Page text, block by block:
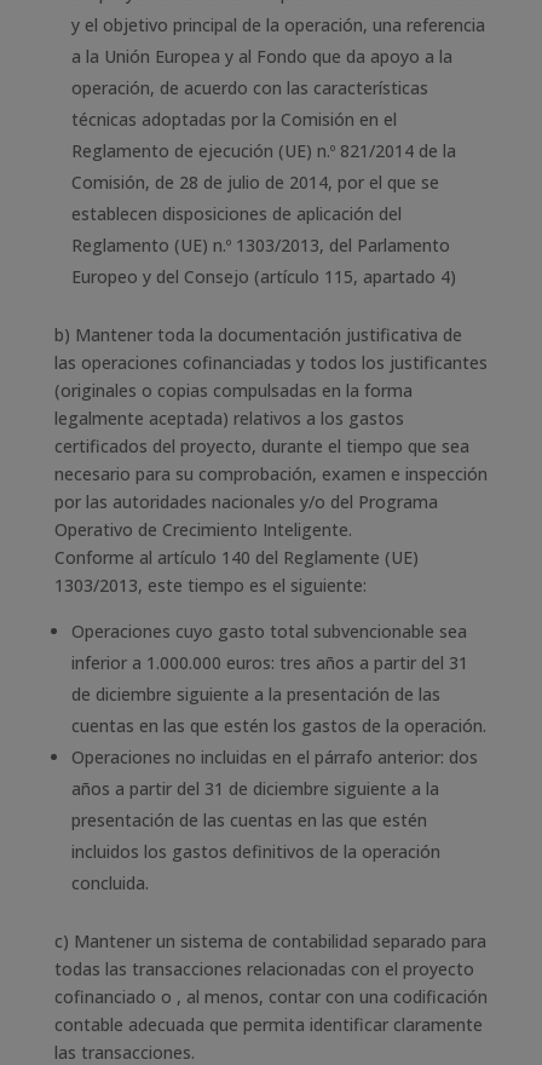
y el objetivo principal de la operación, una referencia
a la Unión Europea y al Fondo que da apoyo a la
operación, de acuerdo con las características
técnicas adoptadas por la Comisión en el
Reglamento de ejecución (UE) n.º 821/2014 de la
Comisión, de 28 de julio de 2014, por el que se
establecen disposiciones de aplicación del
Reglamento (UE) n.º 1303/2013, del Parlamento
Europeo y del Consejo (artículo 115, apartado 4)
b) Mantener toda la documentación justificativa de
las operaciones cofinanciadas y todos los justificantes
(originales o copias compulsadas en la forma
legalmente aceptada) relativos a los gastos
certificados del proyecto, durante el tiempo que sea
necesario para su comprobación, examen e inspección
por las autoridades nacionales y/o del Programa
Operativo de Crecimiento Inteligente.
Conforme al artículo 140 del Reglamente (UE)
1303/2013, este tiempo es el siguiente:
Operaciones cuyo gasto total subvencionable sea
inferior a 1.000.000 euros: tres años a partir del 31
de diciembre siguiente a la presentación de las
cuentas en las que estén los gastos de la operación.
Operaciones no incluidas en el párrafo anterior: dos
años a partir del 31 de diciembre siguiente a la
presentación de las cuentas en las que estén
incluidos los gastos definitivos de la operación
concluida.
c) Mantener un sistema de contabilidad separado para
todas las transacciones relacionadas con el proyecto
cofinanciado o , al menos, contar con una codificación
contable adecuada que permita identificar claramente
las transacciones.